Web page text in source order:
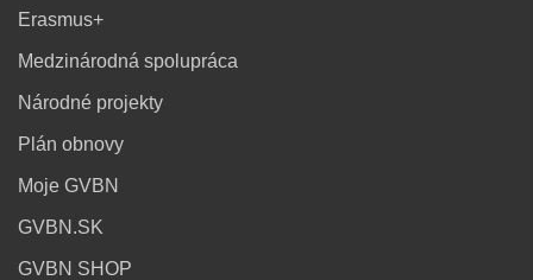
Erasmus+
Medzinárodná spolupráca
Národné projekty
Plán obnovy
Moje GVBN
GVBN.SK
GVBN SHOP